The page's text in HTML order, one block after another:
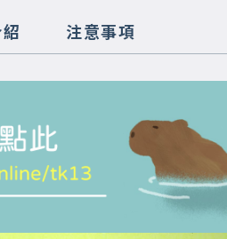
注意事項